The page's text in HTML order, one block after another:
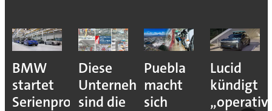
BMW
startet
Serienproduktion
Diese
Unternehmen
sind die
Puebla
macht
sich
Lucid
kündigt